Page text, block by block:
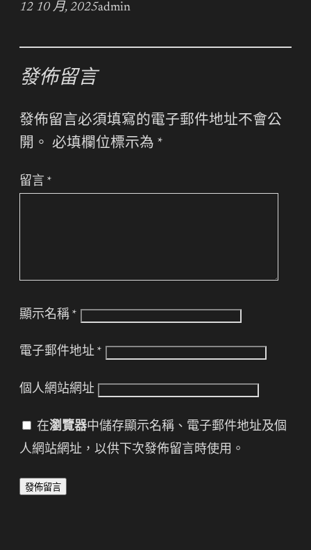
12 10 月, 2025admin
發佈留言
發佈留言必須填寫的電子郵件地址不會公
開。 必填欄位標示為 *
留言 *
顯示名稱 *
電子郵件地址 *
個人網站網址
在瀏覽器中儲存顯示名稱、電子郵件地址及個
人網站網址，以供下次發佈留言時使用。